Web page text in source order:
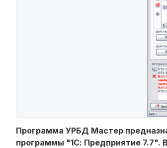
Программа УРБД Мастер
программы "1С: Предприятие 7.7".